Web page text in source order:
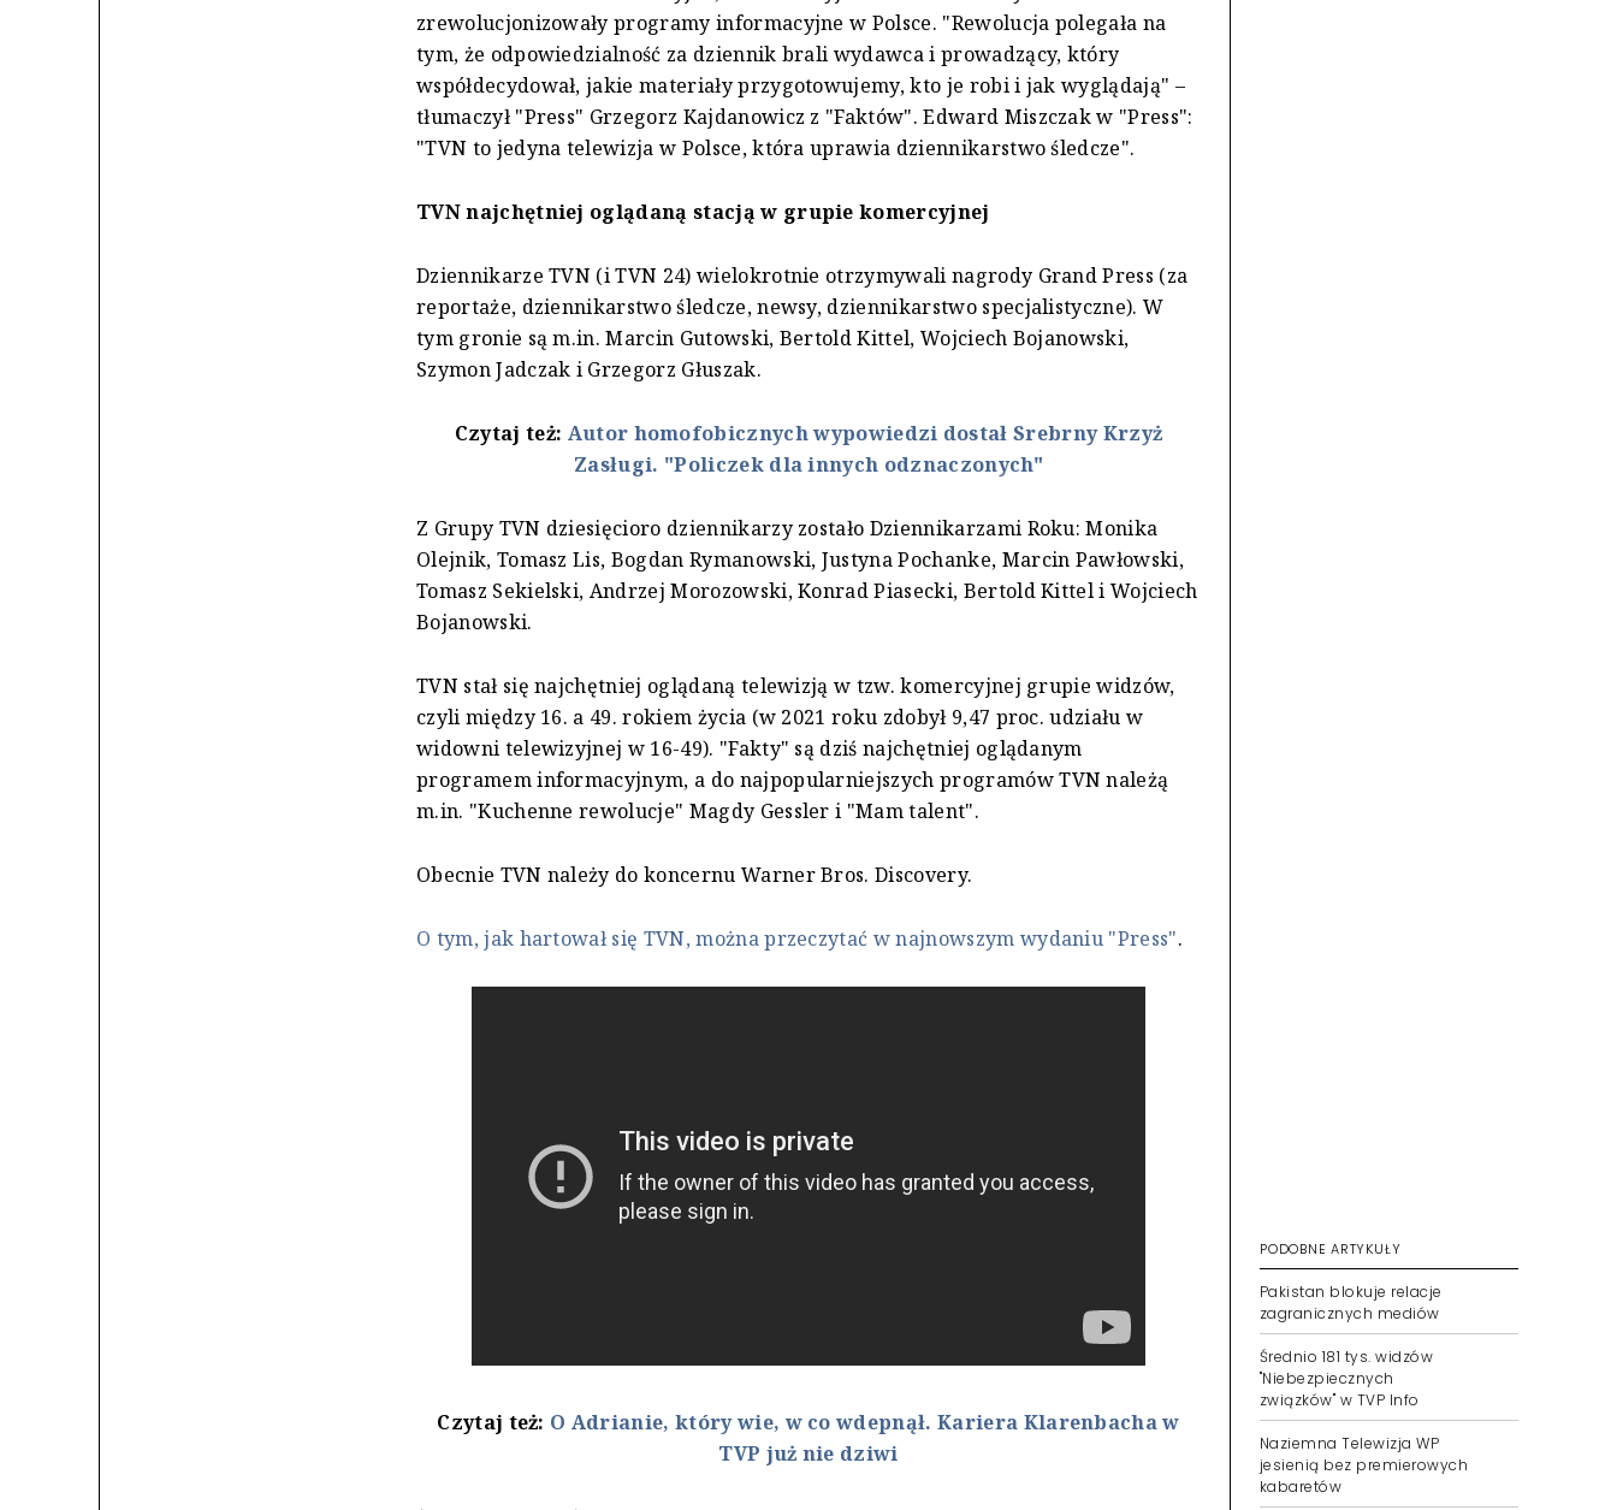
zrewolucjonizowały programy informacyjne w Polsce. "Rewolucja polegała na
tym, że odpowiedzialność za dziennik brali wydawca i prowadzący, który
współdecydował, jakie materiały przygotowujemy, kto je robi i jak wyglądają" –
tłumaczył "Press" Grzegorz Kajdanowicz z "Faktów". Edward Miszczak w "Press":
"TVN to jedyna telewizja w Polsce, która uprawia dziennikarstwo śledcze".
TVN najchętniej oglądaną stacją w grupie komercyjnej
Dziennikarze TVN (i TVN 24) wielokrotnie otrzymywali nagrody Grand Press (za
reportaże, dziennikarstwo śledcze, newsy, dziennikarstwo specjalistyczne). W
tym gronie są m.in. Marcin Gutowski, Bertold Kittel, Wojciech Bojanowski,
Szymon Jadczak i Grzegorz Głuszak.
Czytaj też: Autor homofobicznych wypowiedzi dostał Srebrny Krzyż
Zasługi. "Policzek dla innych odznaczonych"
Z Grupy TVN dziesięcioro dziennikarzy zostało Dziennikarzami Roku: Monika
Olejnik, Tomasz Lis, Bogdan Rymanowski, Justyna Pochanke, Marcin Pawłowski,
Tomasz Sekielski, Andrzej Morozowski, Konrad Piasecki, Bertold Kittel i Wojciech
Bojanowski.
TVN stał się najchętniej oglądaną telewizją w tzw. komercyjnej grupie widzów,
czyli między 16. a 49. rokiem życia (w 2021 roku zdobył 9,47 proc. udziału w
widowni telewizyjnej w 16-49). "Fakty" są dziś najchętniej oglądanym
programem informacyjnym, a do najpopularniejszych programów TVN należą
m.in. "Kuchenne rewolucje" Magdy Gessler i "Mam talent".
Obecnie TVN należy do koncernu Warner Bros. Discovery.
O tym, jak hartował się TVN, można przeczytać w najnowszym wydaniu "Press".
Czytaj też: O Adrianie, który wie, w co wdepnął. Kariera Klarenbacha w
TVP już nie dziwi
PODOBNE ARTYKUŁY
Pakistan blokuje relacje
zagranicznych mediów
Średnio 181 tys. widzów
"Niebezpiecznych
związków" w TVP Info
Naziemna Telewizja WP
jesienią bez premierowych
kabaretów